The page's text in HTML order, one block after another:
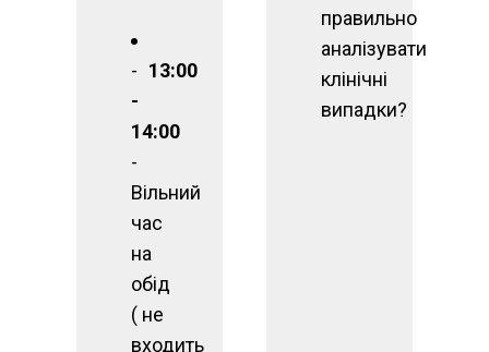
13:00
-
14:00
-
Вільний
час
на
обід
( не
входить
правильно
аналізувати
клінічні
випадки?